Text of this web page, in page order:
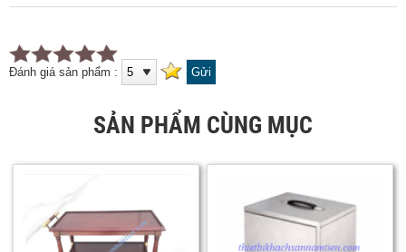
Đánh giá sản phẩm :
SẢN PHẨM CÙNG MỤC